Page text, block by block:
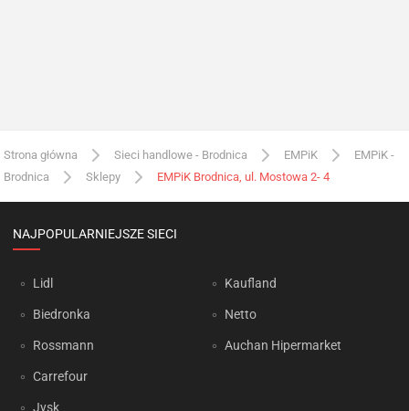
Strona główna Sieci handlowe - Brodnica EMPiK
EMPiK -
Brodnica
Sklepy EMPiK Brodnica, ul. Mostowa 2- 4
NAJPOPULARNIEJSZE SIECI
Lidl
Biedronka
Rossmann
Carrefour
Jysk
Kaufland
Netto
Auchan Hipermarket